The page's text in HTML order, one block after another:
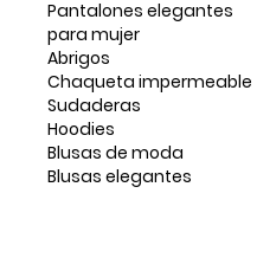
Pantalones elegantes
para mujer
Abrigos
Chaqueta impermeable
Sudaderas
Hoodies
Blusas de moda
Blusas elegantes